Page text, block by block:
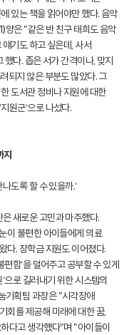
있는 책을 읽어야만 했다. 음악
양은 "같은 반 친구 태희도 음악
기도 하고 싶은데, 사서
다. 좁은 서가 간격이나, 맞지
되지 않은 부분도 많았다. 그
도서관 정비나 지원에 대한
원군‘으로 나섰다.
지
도록 할 수 있을까.‘
새로운 고민과 마주했다.
이 불편한 아이들에게 의료
다. 장학금 지원도 이어졌다.
함‘을 덜어주고 공부할 수 있게
으로 길러내기 위한 시스템의
기획팀 과장은 "시각장애
회를 제공해 미래에 대한 꿈,
다고 생각했다"며 "아이들이